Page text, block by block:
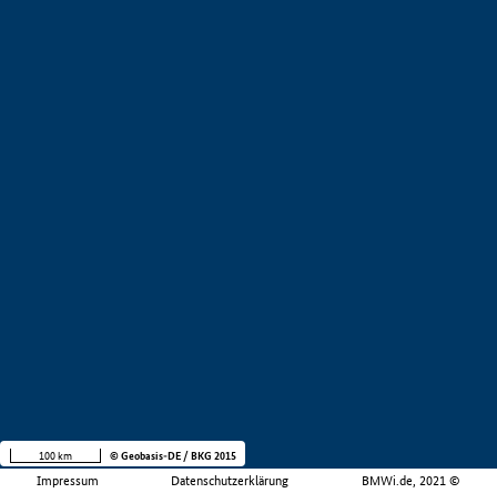
Impressum Datenschutzerklärung BMWi.de, 2021 ©
100 km © Geobasis-DE / BKG 2015